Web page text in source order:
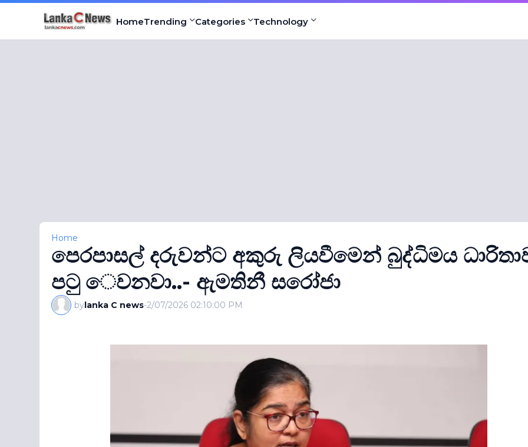
HomeTrending Categories Technology
Home
පෙරපාසල් දරුවන්ට අකුරු ලියවීමෙන් බුද්ධිමය
පටු ෙවනවා..- ඇමතිනී සරෝජා
bylanka C news-2/07/2026 02:10:00 PM